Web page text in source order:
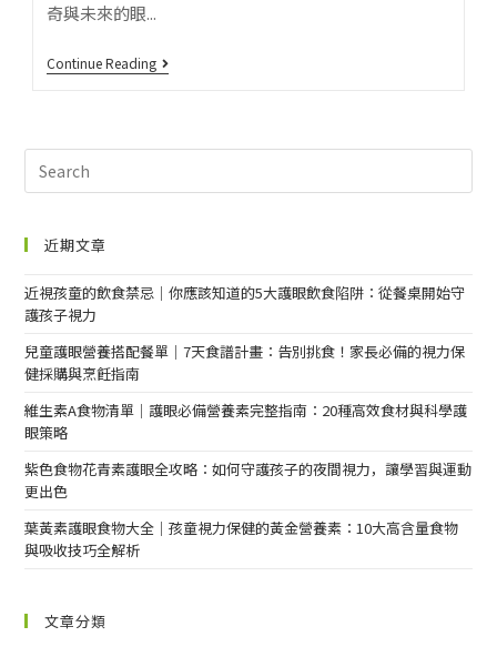
奇與未來的眼...
Continue Reading
近期文章
近視孩童的飲食禁忌｜你應該知道的5大護眼飲食陷阱：從餐桌開始守
護孩子視力
兒童護眼營養搭配餐單｜7天食譜計畫：告別挑食！家長必備的視力保
健採購與烹飪指南
維生素A食物清單｜護眼必備營養素完整指南：20種高效食材與科學護
眼策略
紫色食物花青素護眼全攻略：如何守護孩子的夜間視力，讓學習與運動
更出色
葉黃素護眼食物大全｜孩童視力保健的黃金營養素：10大高含量食物
與吸收技巧全解析
文章分類